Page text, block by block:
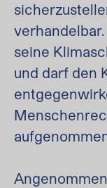
seine
und darf den